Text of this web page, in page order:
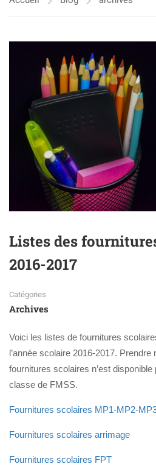
Listes des
2016-2017
Catégories
Archives
Voici les listes de fournitures
l’année scolaire 2016-2017. Prendre
fournitures scolaires n’est
classe de FMSS.
Fournitures scolaires MP1-MP2-
Fournitures scolaires arrimage
Fournitures scolaires FPT